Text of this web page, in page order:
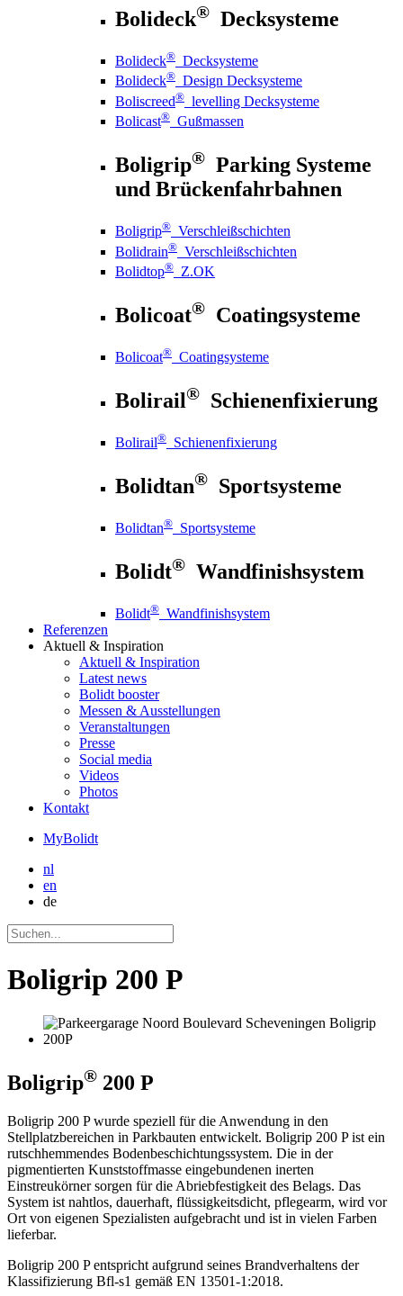
Bolideck® Decksysteme
Bolideck® Decksysteme
Bolideck® Design Decksysteme
Boliscreed® levelling Decksysteme
Bolicast® Gußmassen
Boligrip® Parking Systeme
und Brückenfahrbahnen
Boligrip® Verschleißschichten
Bolidrain® Verschleißschichten
Bolidtop® Z.OK
Bolicoat® Coatingsysteme
Bolicoat® Coatingsysteme
Bolirail® Schienenfixierung
Bolirail® Schienenfixierung
Bolidtan® Sportsysteme
Bolidtan® Sportsysteme
Bolidt® Wandfinishsystem
Bolidt® Wandfinishsystem
Referenzen
Aktuell & Inspiration
Aktuell & Inspiration
Latest news
Bolidt booster
Messen & Ausstellungen
Veranstaltungen
Presse
Social media
Videos
Photos
Kontakt
MyBolidt
nl
en
de
Boligrip 200 P
Boligrip® 200 P
Boligrip 200 P wurde speziell für die Anwendung in den
Stellplatzbereichen in Parkbauten entwickelt. Boligrip 200 P ist ein
rutschhemmendes Bodenbeschichtungssystem. Die in der
pigmentierten Kunststoffmasse eingebundenen inerten
Einstreukörner sorgen für die Abriebfestigkeit des Belags. Das
System ist nahtlos, dauerhaft, flüssigkeitsdicht, pflegearm, wird vor
Ort von eigenen Spezialisten aufgebracht und ist in vielen Farben
lieferbar.
Boligrip 200 P entspricht aufgrund seines Brandverhaltens der
Klassifizierung Bfl-s1 gemäß EN 13501-1:2018.